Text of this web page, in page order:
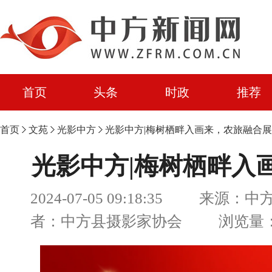
首页 头条 时政 推荐
首页 文苑 光影中方 光影中方|梅树栖畔入画来，农旅融合
光影中方|梅树栖畔入
2024-07-05 09:18:35 来源：中方
者：中方县摄影家协会 浏览量